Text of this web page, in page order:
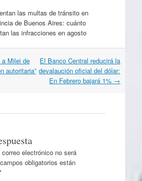
las multas de tránsito en
de Buenos Aires: cuánto
las infracciones en agosto
Milei de
autoritaria”
El Banco Central reducirá la
devalaución oficial del dólar:
En Febrero bajará 1% →
electrónico no será
obligatorios están